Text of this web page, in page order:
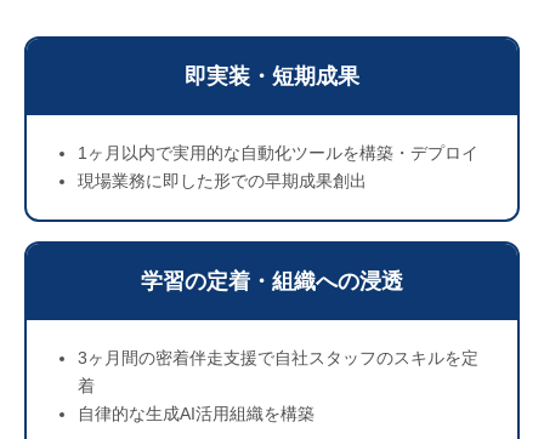
即実装・短期成果
1ヶ月以内で実用的な自動化ツールを構築・デプロイ
現場業務に即した形での早期成果創出
学習の定着・組織への浸透
3ヶ月間の密着伴走支援で自社スタッフのスキルを定
着
自律的な生成AI活用組織を構築